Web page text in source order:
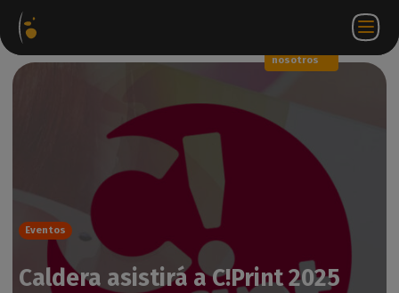
Paquetes
de
software
nosotros
ES
Eventos
Caldera asistirá a C!Print 2025